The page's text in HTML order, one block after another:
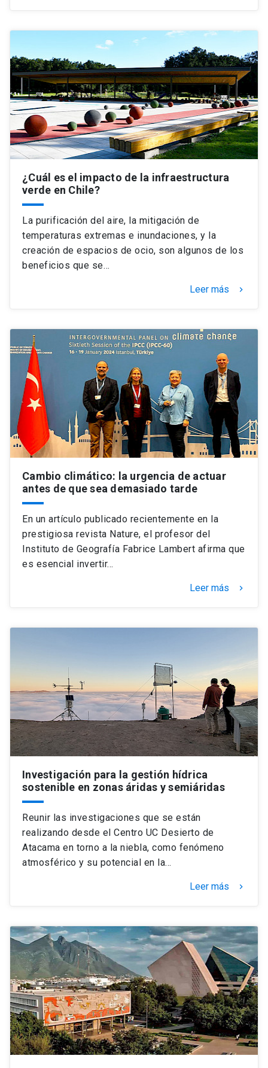
¿Cuál es el impacto de la infraestructura
verde en Chile?
La purificación del aire, la mitigación de
temperaturas extremas e inundaciones, y la
creación de espacios de ocio, son algunos de los
beneficios que se…
Leer más keyboard_arrow_right
Cambio climático: la urgencia de actuar
antes de que sea demasiado tarde
En un artículo publicado recientemente en la
prestigiosa revista Nature, el profesor del
Instituto de Geografía Fabrice Lambert afirma que
es esencial invertir…
Leer más keyboard_arrow_right
Investigación para la gestión hídrica
sostenible en zonas áridas y semiáridas
Reunir las investigaciones que se están
realizando desde el Centro UC Desierto de
Atacama en torno a la niebla, como fenómeno
atmosférico y su potencial en la…
Leer más keyboard_arrow_right